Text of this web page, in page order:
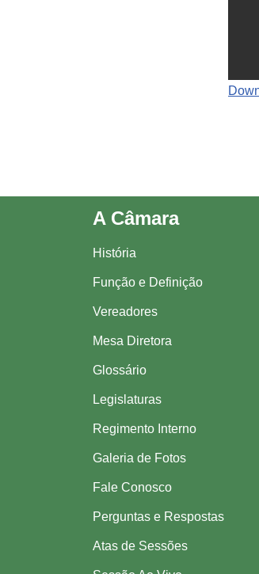
A Câmara
História
Função e Definição
Vereadores
Mesa Diretora
Glossário
Legislaturas
Regimento Interno
Galeria de Fotos
Fale Conosco
Perguntas e Respostas
Atas de Sessões